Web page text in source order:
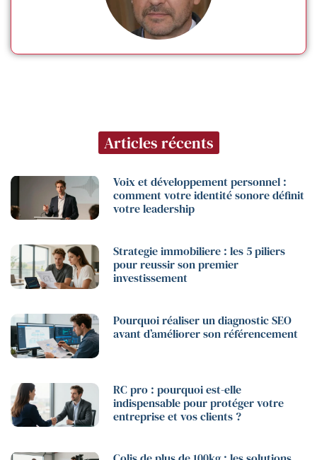
Articles récents
Voix et développement personnel :
comment votre identité sonore définit
votre leadership
Strategie immobiliere : les 5 piliers
pour reussir son premier
investissement
Pourquoi réaliser un diagnostic SEO
avant d’améliorer son référencement
RC pro : pourquoi est-elle
indispensable pour protéger votre
entreprise et vos clients ?